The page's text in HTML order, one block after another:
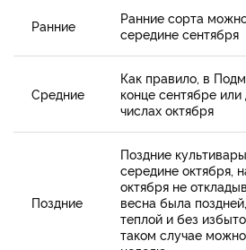
Ранние
Ранние сорта
середине сентября
Средние
Как правило, в
конце сентябре
числах октября
Поздние
Поздние
середине октября,
октября не
весна была
теплой и без
таком случае